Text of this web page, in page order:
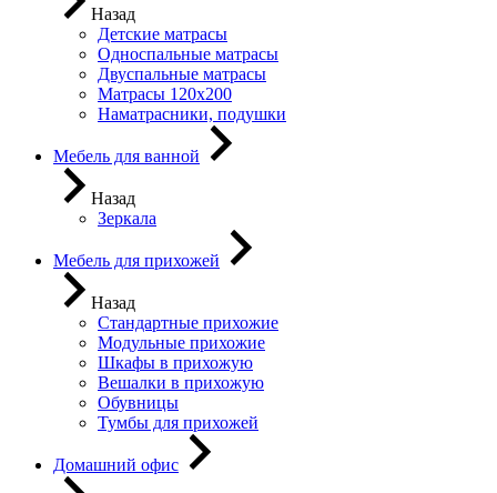
Назад
Детские матрасы
Односпальные матрасы
Двуспальные матрасы
Матрасы 120х200
Наматрасники, подушки
Мебель для ванной
Назад
Зеркала
Мебель для прихожей
Назад
Стандартные прихожие
Модульные прихожие
Шкафы в прихожую
Вешалки в прихожую
Обувницы
Тумбы для прихожей
Домашний офис